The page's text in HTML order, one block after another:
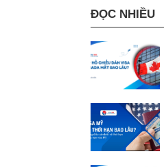
ĐỌC NHIỀU